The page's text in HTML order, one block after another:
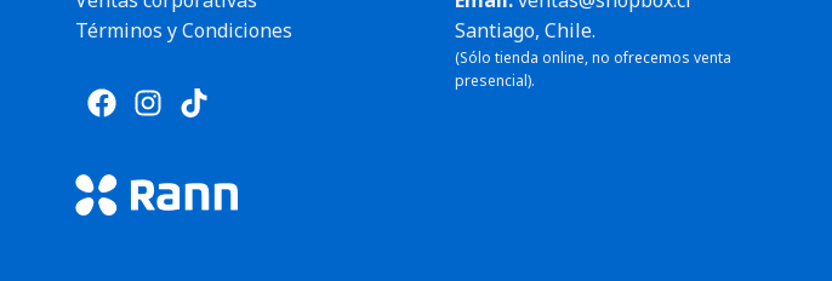
Términos y Condiciones
Santiago, Chile.
(Sólo tienda online, no ofrecemos venta
presencial).